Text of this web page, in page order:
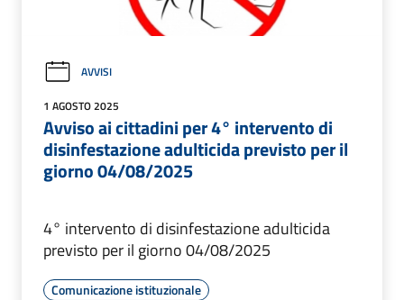
AVVISI
1 AGOSTO 2025
Avviso ai cittadini per 4° intervento di
disinfestazione adulticida previsto per il
giorno 04/08/2025
4° intervento di disinfestazione adulticida
previsto per il giorno 04/08/2025
Comunicazione istituzionale